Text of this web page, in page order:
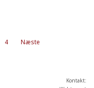
4 Næste
Kontakt: